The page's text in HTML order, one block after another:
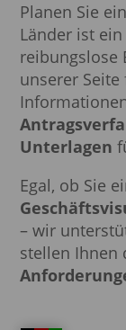
Planen Sie
Länder ist
reibungslose
unserer
Unterlagen
Egal, ob Sie
– wir
stellen Ihnen